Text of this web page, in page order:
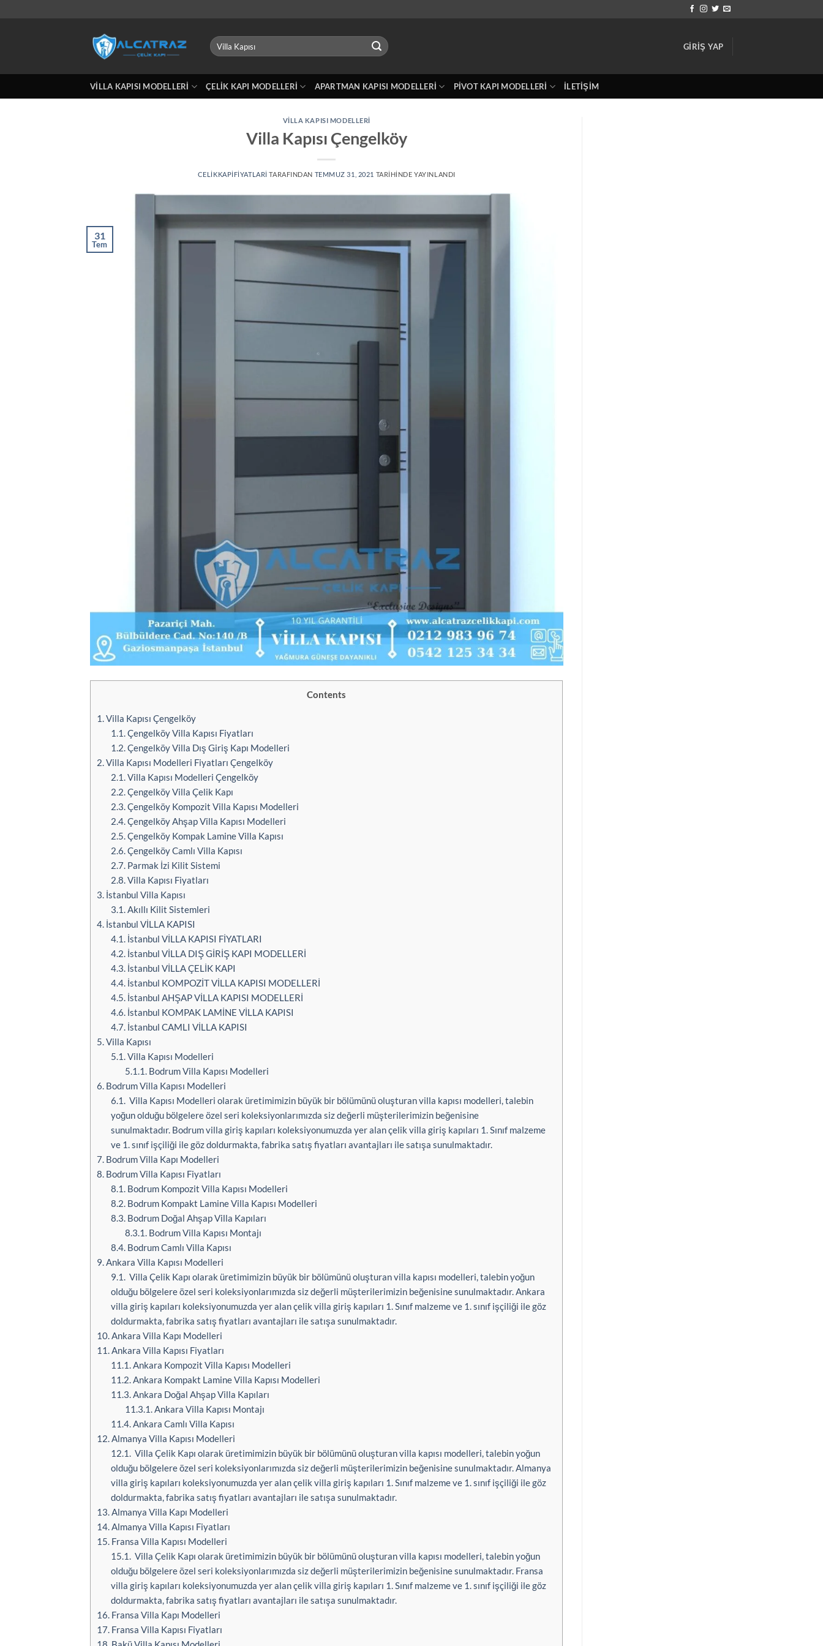
Ara:
GIRIŞ YAP
VILLA KAPISI MODELLERI ÇELIK KAPI MODELLERI APARTMAN KAPISI MODELLERI PIVOT KAPI MODELLERI İLETIŞIM
VILLA KAPISI MODELLERI
Villa Kapısı Çengelköy
CELIKKAPIFIYATLARI TARAFINDAN TEMMUZ 31, 2021 TARIHINDE YAYINLANDI
31
Tem
Contents
1.Villa Kapısı Çengelköy
1.1.Çengelköy Villa Kapısı Fiyatları
1.2.Çengelköy Villa Dış Giriş Kapı Modelleri
2.Villa Kapısı Modelleri Fiyatları Çengelköy
2.1.Villa Kapısı Modelleri Çengelköy
2.2.Çengelköy Villa Çelik Kapı
2.3.Çengelköy Kompozit Villa Kapısı Modelleri
2.4.Çengelköy Ahşap Villa Kapısı Modelleri
2.5.Çengelköy Kompak Lamine Villa Kapısı
2.6.Çengelköy Camlı Villa Kapısı
2.7.Parmak İzi Kilit Sistemi
2.8.Villa Kapısı Fiyatları
3. İstanbul Villa Kapısı
3.1.Akıllı Kilit Sistemleri
4. İstanbul VİLLA KAPISI
4.1.İstanbul VİLLA KAPISI FİYATLARI
4.2.İstanbul VİLLA DIŞ GİRİŞ KAPI MODELLERİ
4.3.İstanbul VİLLA ÇELİK KAPI
4.4.İstanbul KOMPOZİT VİLLA KAPISI MODELLERİ
4.5.İstanbul AHŞAP VİLLA KAPISI MODELLERİ
4.6.İstanbul KOMPAK LAMİNE VİLLA KAPISI
4.7.İstanbul CAMLI VİLLA KAPISI
5.Villa Kapısı
5.1.Villa Kapısı Modelleri
5.1.1.Bodrum Villa Kapısı Modelleri
6. Bodrum Villa Kapısı Modelleri
6.1.Villa Kapısı Modelleri olarak üretimimizin büyük bir bölümünü oluşturan villa kapısı modelleri, talebin
yoğun olduğu bölgelere özel seri koleksiyonlarımızda siz değerli müşterilerimizin beğenisine
sunulmaktadır. Bodrum villa giriş kapıları koleksiyonumuzda yer alan çelik villa giriş kapıları 1. Sınıf malzeme
ve 1. sınıf işçiliği ile göz doldurmakta, fabrika satış fiyatları avantajları ile satışa sunulmaktadır.
7. Bodrum Villa Kapı Modelleri
8. Bodrum Villa Kapısı Fiyatları
8.1.Bodrum Kompozit Villa Kapısı Modelleri
8.2.Bodrum Kompakt Lamine Villa Kapısı Modelleri
8.3.Bodrum Doğal Ahşap Villa Kapıları
8.3.1.Bodrum Villa Kapısı Montajı
8.4.Bodrum Camlı Villa Kapısı
9.Ankara Villa Kapısı Modelleri
9.1.Villa Çelik Kapı olarak üretimimizin büyük bir bölümünü oluşturan villa kapısı modelleri, talebin yoğun
olduğu bölgelere özel seri koleksiyonlarımızda siz değerli müşterilerimizin beğenisine sunulmaktadır. Ankara
villa giriş kapıları koleksiyonumuzda yer alan çelik villa giriş kapıları 1. Sınıf malzeme ve 1. sınıf işçiliği ile göz
doldurmakta, fabrika satış fiyatları avantajları ile satışa sunulmaktadır.
10.Ankara Villa Kapı Modelleri
11.Ankara Villa Kapısı Fiyatları
11.1.Ankara Kompozit Villa Kapısı Modelleri
11.2.Ankara Kompakt Lamine Villa Kapısı Modelleri
11.3.Ankara Doğal Ahşap Villa Kapıları
11.3.1.Ankara Villa Kapısı Montajı
11.4.Ankara Camlı Villa Kapısı
12.Almanya Villa Kapısı Modelleri
12.1.Villa Çelik Kapı olarak üretimimizin büyük bir bölümünü oluşturan villa kapısı modelleri, talebin yoğun
olduğu bölgelere özel seri koleksiyonlarımızda siz değerli müşterilerimizin beğenisine sunulmaktadır. Almanya
villa giriş kapıları koleksiyonumuzda yer alan çelik villa giriş kapıları 1. Sınıf malzeme ve 1. sınıf işçiliği ile göz
doldurmakta, fabrika satış fiyatları avantajları ile satışa sunulmaktadır.
13.Almanya Villa Kapı Modelleri
14.Almanya Villa Kapısı Fiyatları
15. Fransa Villa Kapısı Modelleri
15.1.Villa Çelik Kapı olarak üretimimizin büyük bir bölümünü oluşturan villa kapısı modelleri, talebin yoğun
olduğu bölgelere özel seri koleksiyonlarımızda siz değerli müşterilerimizin beğenisine sunulmaktadır. Fransa
villa giriş kapıları koleksiyonumuzda yer alan çelik villa giriş kapıları 1. Sınıf malzeme ve 1. sınıf işçiliği ile göz
doldurmakta, fabrika satış fiyatları avantajları ile satışa sunulmaktadır.
16. Fransa Villa Kapı Modelleri
17. Fransa Villa Kapısı Fiyatları